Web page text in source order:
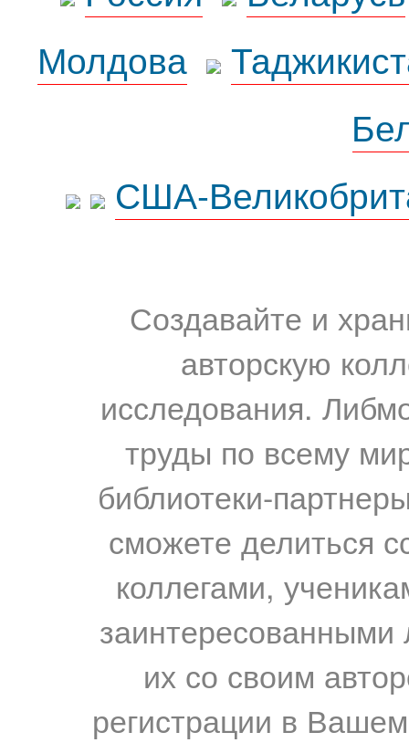
Молдова
США-
Создавайте и
авторскую
исследования.
труды по всему
библиотеки-
сможете делиться
коллегами,
их со своим
регистрации в